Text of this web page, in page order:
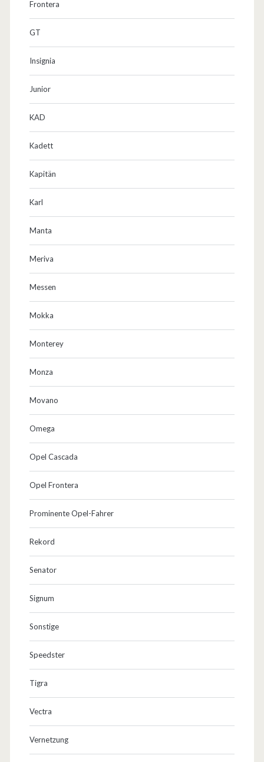
Frontera
GT
Insignia
Junior
KAD
Kadett
Kapitän
Karl
Manta
Meriva
Messen
Mokka
Monterey
Monza
Movano
Omega
Opel Cascada
Opel Frontera
Prominente Opel-Fahrer
Rekord
Senator
Signum
Sonstige
Speedster
Tigra
Vectra
Vernetzung